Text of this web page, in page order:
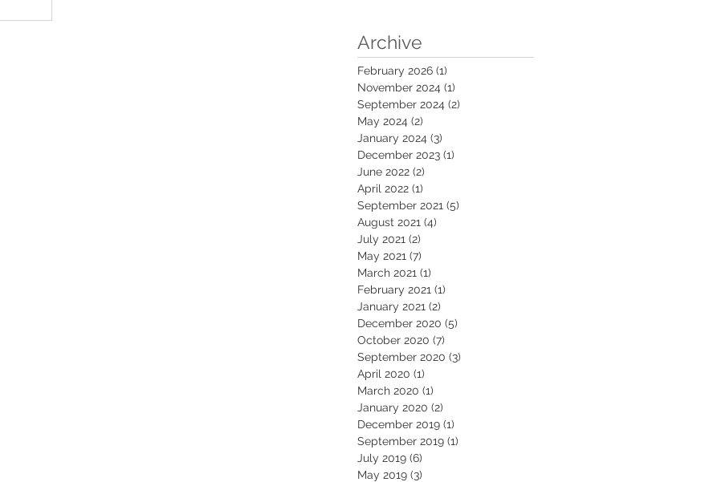
Archive
February 2026 (1)
November 2024 (1)
September 2024 (2)
May 2024 (2)
January 2024 (3)
December 2023 (1)
June 2022 (2)
April 2022 (1)
September 2021 (5)
August 2021 (4)
July 2021 (2)
May 2021 (7)
March 2021 (1)
February 2021 (1)
January 2021 (2)
December 2020 (5)
October 2020 (7)
September 2020 (3)
April 2020 (1)
March 2020 (1)
January 2020 (2)
December 2019 (1)
September 2019 (1)
July 2019 (6)
May 2019 (3)